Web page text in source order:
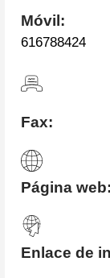
Móvil:
616788424
Fax:
Página web:
Enlace de